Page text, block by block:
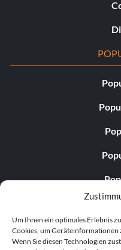
Um Ihnen ein optimales Erlebnis
Cookies, um
Wenn Sie diesen Technologien